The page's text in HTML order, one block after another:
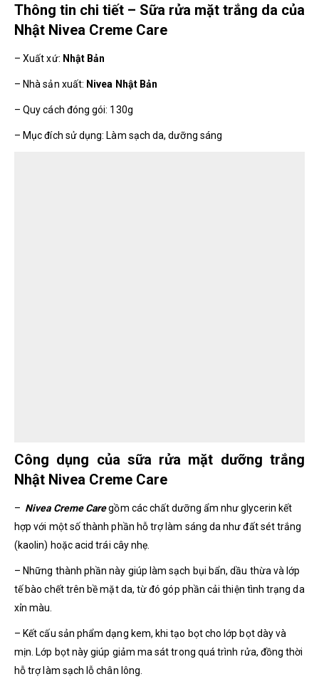
Thông tin chi tiết – Sữa rửa mặt trắng da của
Nhật Nivea Creme Care
– Xuất xứ: Nhật Bản
– Nhà sản xuất: Nivea Nhật Bản
– Quy cách đóng gói: 130g
– Mục đích sử dụng: Làm sạch da, dưỡng sáng
Công dụng của sữa rửa mặt dưỡng trắng
Nhật Nivea Creme Care
– Nivea Creme Caregồm các chất dưỡng ẩm như glycerin kết
hợp với một số thành phần hỗ trợ làm sáng da như đất sét trắng
(kaolin) hoặc acid trái cây nhẹ.
– Những thành phần này giúp làm sạch bụi bẩn, dầu thừa và lớp
tế bào chết trên bề mặt da, từ đó góp phần cải thiện tình trạng da
xỉn màu.
– Kết cấu sản phẩm dạng kem, khi tạo bọt cho lớp bọt dày và
mịn. Lớp bọt này giúp giảm ma sát trong quá trình rửa, đồng thời
hỗ trợ làm sạch lỗ chân lông.